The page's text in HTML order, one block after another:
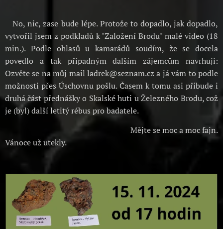
No, nic, zase bude lépe. Protože to dopadlo, jak dopadlo,
vytvořil jsem z podkladů k "Založení Brodu" malé video (18
min.). Podle ohlasů u kamarádů soudím, že se docela
povedlo a tak případným dalším zájemcům navrhuji:
Ozvěte se na můj mail ladrek@seznam.cz a já vám to podle
možnosti přes Úschovnu pošlu. Časem k tomu asi přibude i
druhá část přednášky o Skalské huti u Železného Brodu, což
je (byl) další letitý rébus pro badatele.
Mějte se moc a moc fajn.
Vánoce už utekly.